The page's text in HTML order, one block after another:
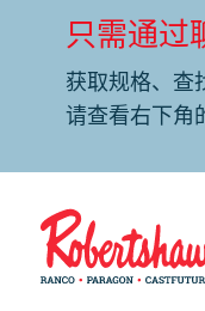
只需通过
获取规格、查
请查看右下角